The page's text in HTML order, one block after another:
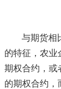
与期货相
的特征，农业
期权合约，或
的期权合约，